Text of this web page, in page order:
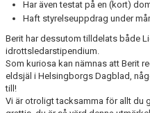
Har även testat på en (kort)
Haft styrelseuppdrag under
Berit har dessutom tilldelats både
idrottsledarstipendium.
Som kuriosa kan nämnas att Berit
eldsjäl i Helsingborgs Dagblad,
till!
Vi är otroligt tacksamma för allt du